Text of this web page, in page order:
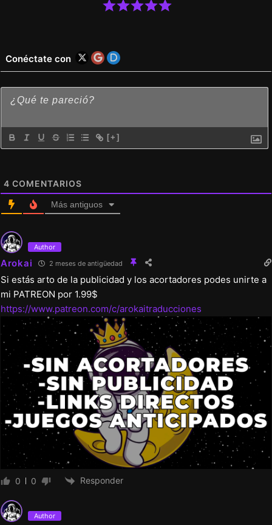
Conéctate con
[+]
4 COMENTARIOS
Más antiguos
Author
Arokai 2 meses de antigüedad
Si estás arto de la publicidad y los acortadores podes unirte a
mi PATREON por 1.99$
https://www.patreon.com/c/arokaitraducciones
0 0 Responder
Author